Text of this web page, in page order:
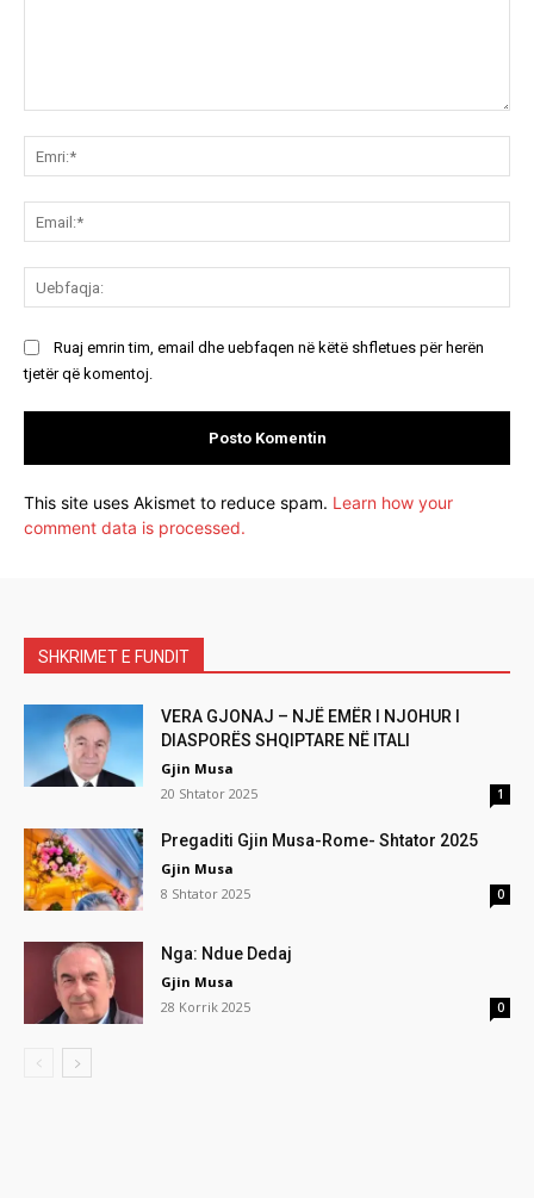
Ruaj emrin tim, email dhe uebfaqen në këtë shfletues për herën
tjetër që komentoj.
This site uses Akismet to reduce spam. Learn how your
comment data is processed.
SHKRIMET E FUNDIT
VERA GJONAJ – NJË EMËR I NJOHUR I
DIASPORËS SHQIPTARE NË ITALI
Gjin Musa
20 Shtator 2025
1
Pregaditi Gjin Musa-Rome- Shtator 2025
Gjin Musa
8 Shtator 2025
0
Nga: Ndue Dedaj
Gjin Musa
28 Korrik 2025
0